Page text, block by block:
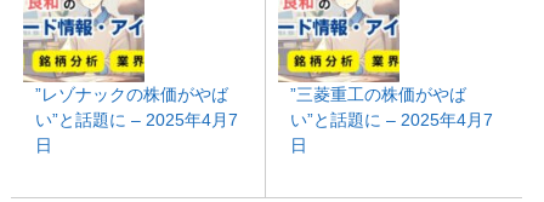
”レゾナックの株価がやば
い”と話題に – 2025年4月7
日
”三菱重工の株価がやば
い”と話題に – 2025年4月7
日